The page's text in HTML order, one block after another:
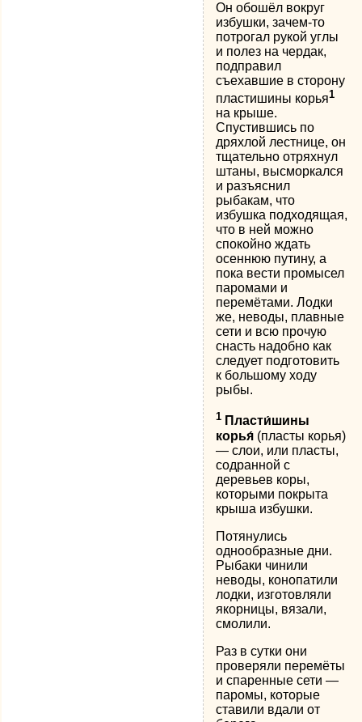
Он обошёл вокруг
избушки, зачем-то
потрогал рукой углы
и полез на чердак,
подправил
съехавшие в сторону
пластишины корья1
на крыше.
Спустившись по
дряхлой лестнице, он
тщательно отряхнул
штаны, высморкался
и разъяснил
рыбакам, что
избушка подходящая,
что в ней можно
спокойно ждать
осеннюю путину, а
пока вести промысел
паромами и
перемётами. Лодки
же, неводы, плавные
сети и всю прочую
снасть надобно как
следует подготовить
к большому ходу
рыбы.
1 Пласти́шины
корья́ (пласты корья)
— слои, или пласты,
содранной с
деревьев коры,
которыми покрыта
крыша избушки.
Потянулись
однообразные дни.
Рыбаки чинили
неводы, конопатили
лодки, изготовляли
якорницы, вязали,
смолили.
Раз в сутки они
проверяли перемёты
и спаренные сети —
паромы, которые
ставили вдали от